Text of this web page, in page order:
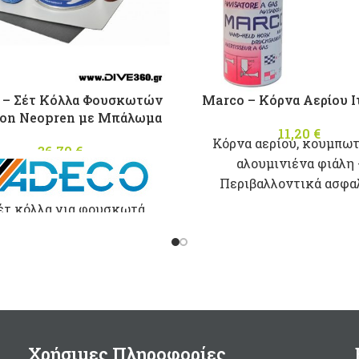
– Σέτ Κόλλα Φουσκωτών
Neopren με Μπάλωμα
36,70 €
κόλλα για φουσκωτά
Συσκευασία 125ml.
Marco – Κόρνα Αερίου
11,20 €
Κόρνα αερίου,
αλουμινιένα φιάλη
Περιβαλλοντικά
Μade in Italy
Χρήσιμες Πληροφορίες